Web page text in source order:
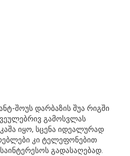
შოუს დარბაზის შუა რიგში
გამოსვლას
იყო, სცენა იდეალურად
კი ტელეფონებით
გადასაღებად.